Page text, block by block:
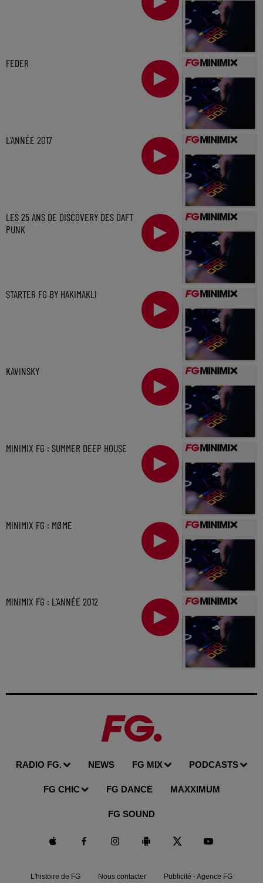
FEDER
L'ANNÉE 2017
LES 25 ANS DE DISCOVERY DES DAFT
PUNK
STARTER FG BY HAKIMAKLI
KAVINSKY
MINIMIX FG : SUMMER DEEP HOUSE
MINIMIX FG : MØME
MINIMIX FG : L'ANNÉE 2012
RADIO FG. NEWS FG MIX PODCASTS
FG CHIC FG DANCE MAXXIMUM
FG SOUND
L'histoire de FG Nous contacter Publicité - Agence FG